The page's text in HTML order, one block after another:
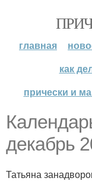
главная
как
прически и
декабрь
Татьяна